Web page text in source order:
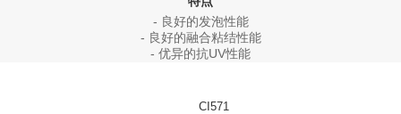
- 良好的发泡性能
- 良好的融合粘结性能
- 优异的抗UV性能
CI571